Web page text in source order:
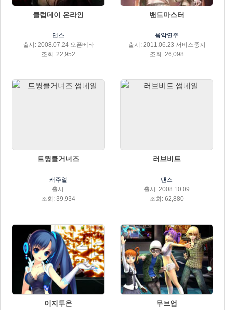
클럽데이 온라인
댄스
출시: 2008.07.24 오픈베타
조회: 22,952
밴드마스터
음악연주
출시: 2011.06.23 서비스중지
조회: 26,098
트윙클거너즈
캐주얼
출시:
조회: 39,934
러브비트
댄스
출시: 2008.10.09
조회: 62,880
이지투온 무브업